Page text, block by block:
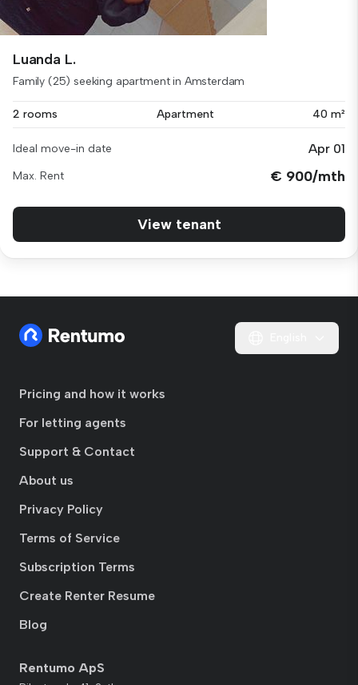
Luanda L.
Family (25) seeking apartment in Amsterdam
2 rooms Apartment 40 m²
Ideal move-in date Apr 01
Max. Rent € 900/mth
View tenant
Pricing and how it works
For letting agents
Support & Contact
About us
Privacy Policy
Terms of Service
Subscription Terms
Create Renter Resume
Blog
Rentumo ApS